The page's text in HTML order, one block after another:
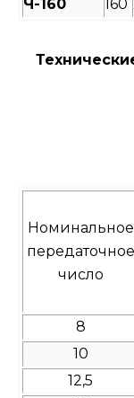
Ч-160 160
Номинальное
передаточное
число
8
10
12,5